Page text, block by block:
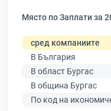
Място по Заплати за
сред компаниите
В България
В област Бургас
В община Бургас
По код на